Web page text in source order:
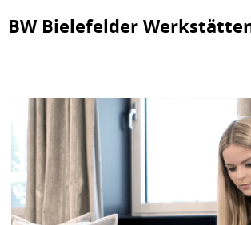
BW Bielefelder